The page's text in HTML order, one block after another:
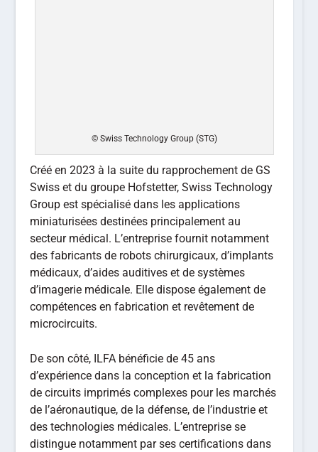
© Swiss Technology Group (STG)
Créé en 2023 à la suite du rapprochement de GS
Swiss et du groupe Hofstetter, Swiss Technology
Group est spécialisé dans les applications
miniaturisées destinées principalement au
secteur médical. L’entreprise fournit notamment
des fabricants de robots chirurgicaux, d’implants
médicaux, d’aides auditives et de systèmes
d’imagerie médicale. Elle dispose également de
compétences en fabrication et revêtement de
microcircuits.
De son côté, ILFA bénéficie de 45 ans
d’expérience dans la conception et la fabrication
de circuits imprimés complexes pour les marchés
de l’aéronautique, de la défense, de l’industrie et
des technologies médicales. L’entreprise se
distingue notamment par ses certifications dans